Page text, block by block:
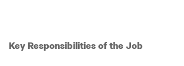
Key Responsibilities of the Job